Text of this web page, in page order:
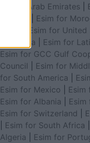
United Arab Emirates
Esim for
Esim for
for Africa
Esim for
Esim for GCC Gulf
Council
Esim for
for South America
Esim for Mexico
Esim
Esim for Albania
Esim
Esim for Switzerland
Esim for South Africa
Algeria
Esim for